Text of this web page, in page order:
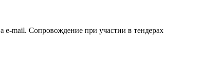
e-mail. Сопровождение при участии в тендерах